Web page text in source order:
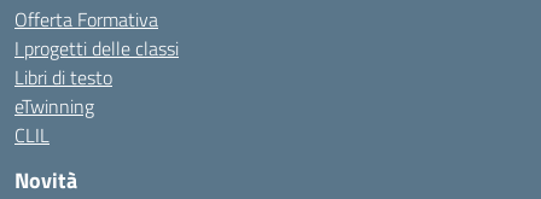
Offerta Formativa
I progetti delle classi
Libri di testo
eTwinning
CLIL
Novità